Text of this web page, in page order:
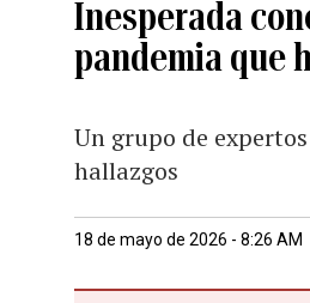
Inesperada
pandemia que
Un grupo de
hallazgos
18 de mayo de 2026 - 8:26 AM